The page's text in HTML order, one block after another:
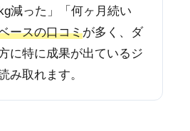
減った」「何ヶ月続い
ースの口コミが多く、ダ
に特に成果が出ているジ
み取れます。